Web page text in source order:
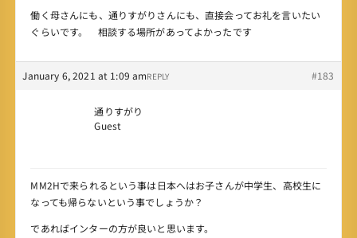
働く母さんにも、通りすがりさんにも、直接会ってお礼を言いたい
ぐらいです。 相談する場所があってよかったです
January 6, 2021 at 1:09 am #183
REPLY
通りすがり
Guest
MM2Hで来られるという事は日本へはお子さんが中学生、高校生に
なっても帰らないという事でしょうか？
であればインターの方が良いと思います。